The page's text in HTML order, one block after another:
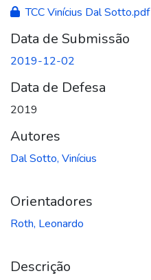
TCC Vinícius Dal Sotto.pdf
Data de Submissão
2019-12-02
Data de Defesa
2019
Autores
Dal Sotto, Vinícius
Orientadores
Roth, Leonardo
Descrição